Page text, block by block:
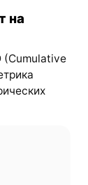
на
(Cumulative